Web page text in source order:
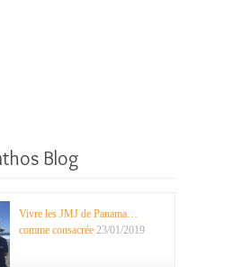
Blog
Vivre les JMJ de Panama…
comme consacrée 23/01/2019